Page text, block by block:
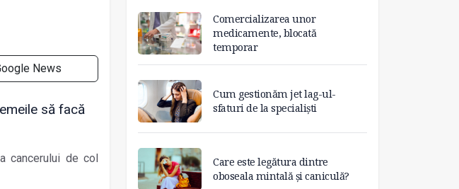
News
să facă
cancerului de col
Comercializarea unor
medicamente, blocată
temporar
Cum gestionăm jet lag-ul-
sfaturi de la specialiști
Care este legătura dintre
oboseala mintală și caniculă?